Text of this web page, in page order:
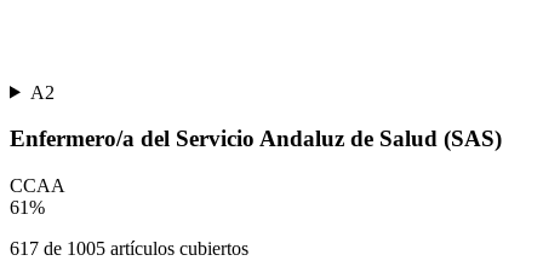
A2
Enfermero/a del Servicio Andaluz de Salud (SAS)
CCAA
61%
617 de 1005 artículos cubiertos